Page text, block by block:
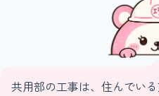
共用部の工事は、住んでい